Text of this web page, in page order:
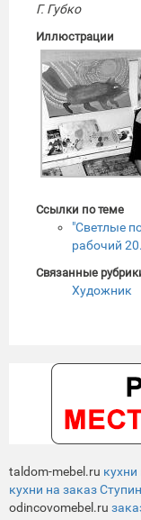
Г. Губко
Иллюстрации
Ссылки по теме
"Светлые
рабочий
Связанные
Художник
taldom-mebel.ru
кухни на заказ
odincovomebel.ru